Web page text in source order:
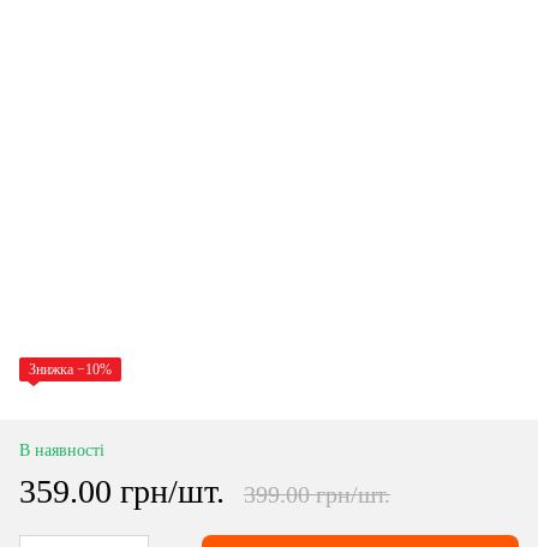
Знижка −10%
В наявності
359.00 грн/шт. 399.00 грн/шт.